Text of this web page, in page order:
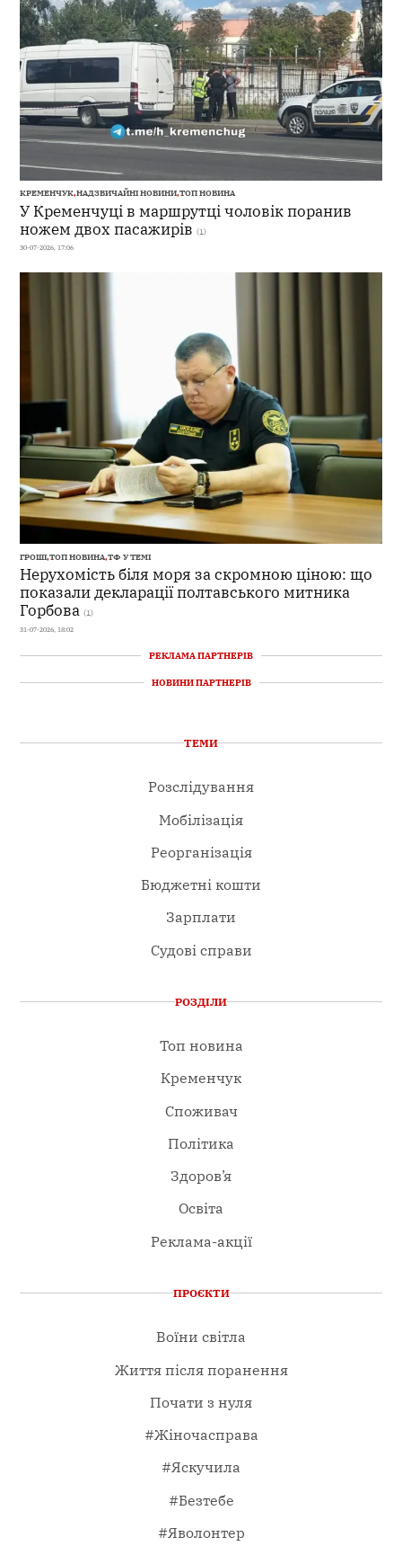
КРЕМЕНЧУК,НАДЗВИЧАЙНІ НОВИНИ,ТОП НОВИНА
У Кременчуці в маршрутці чоловік поранив
ножем двох пасажирів (1)
30-07-2026, 17:06
ГРОШІ,ТОП НОВИНА,ТФ У ТЕМІ
Нерухомість біля моря за скромною ціною: що
показали декларації полтавського митника
Горбова (1)
31-07-2026, 18:02
РЕКЛАМА ПАРТНЕРІВ
НОВИНИ ПАРТНЕРІВ
ТЕМИ
Розслідування
Мобілізація
Реорганізація
Бюджетні кошти
Зарплати
Судові справи
РОЗДІЛИ
Топ новина
Кременчук
Споживач
Політика
Здоров’я
Освіта
Реклама-акції
ПРОЄКТИ
Воїни світла
Життя після поранення
Почати з нуля
#Жіночасправа
#Яскучила
#Безтебе
#Яволонтер